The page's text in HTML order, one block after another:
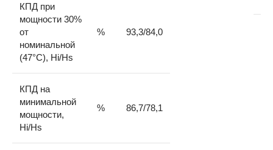
КПД при
мощности 30%
от
номинальной
(47°С), Hi/Hs
% 93,3/84,0
КПД на
минимальной
мощности,
Hi/Hs
% 86,7/78,1